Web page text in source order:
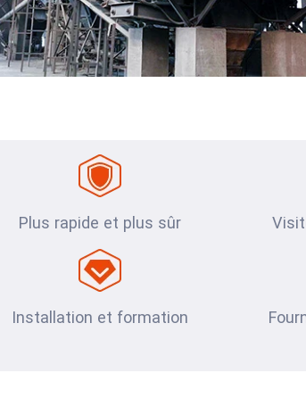
Plus rapide et plus sûr
Installation et formation